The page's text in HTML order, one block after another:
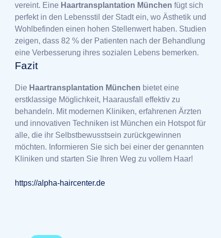
vereint. Eine Haartransplantation München fügt sich
perfekt in den Lebensstil der Stadt ein, wo Ästhetik und
Wohlbefinden einen hohen Stellenwert haben. Studien
zeigen, dass 82 % der Patienten nach der Behandlung
eine Verbesserung ihres sozialen Lebens bemerken.
Fazit
Die Haartransplantation München bietet eine
erstklassige Möglichkeit, Haarausfall effektiv zu
behandeln. Mit modernen Kliniken, erfahrenen Ärzten
und innovativen Techniken ist München ein Hotspot für
alle, die ihr Selbstbewusstsein zurückgewinnen
möchten. Informieren Sie sich bei einer der genannten
Kliniken und starten Sie Ihren Weg zu vollem Haar!
https://alpha-haircenter.de